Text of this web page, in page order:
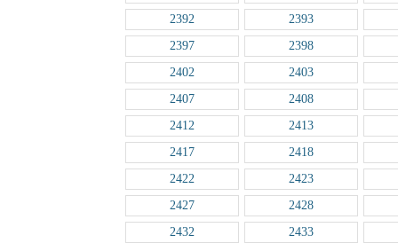
2392
2393
2397
2398
2402
2403
2407
2408
2412
2413
2417
2418
2422
2423
2427
2428
2432
2433